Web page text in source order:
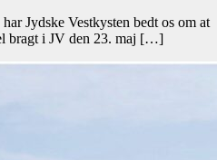
Jydske Vestkysten bedt os om at
bragt i JV den 23. maj […]